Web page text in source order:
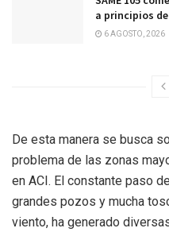
a principios
6 AGOSTO, 2026
De esta manera se busca
problema de las zonas
en ACI. El constante paso
grandes pozos y mucha
viento, ha generado